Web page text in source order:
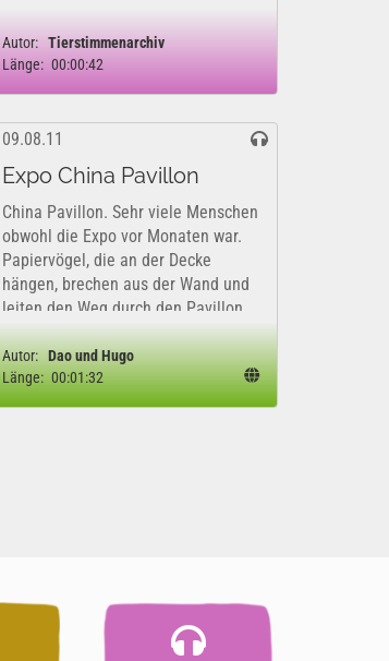
bejagt wird. Diese Tonaufnahme
wurde zur...
Autor: Tierstimmenarchiv
Länge: 00:00:42
09.08.11
Expo China Pavillon
China Pavillon. Sehr viele Menschen
obwohl die Expo vor Monaten war.
Papiervögel, die an der Decke
hängen, brechen aus der Wand und
leiten den Weg durch den Pavillon.
Schöne chinesische Musik umgibt
uns.
Autor: Dao und Hugo
Länge: 00:01:32